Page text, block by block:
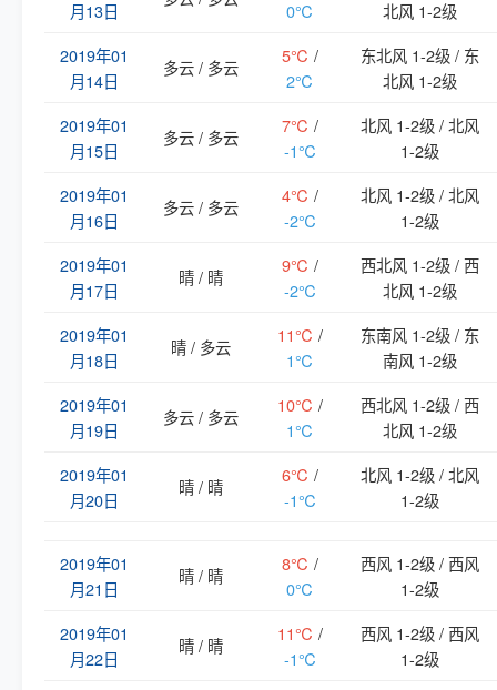
月13日
0℃
北风 1-2级
2019年01
月14日
多云 / 多云
5℃ /
2℃
东北风 1-2级 / 东
北风 1-2级
2019年01
月15日
多云 / 多云
7℃ /
-1℃
北风 1-2级 / 北风
1-2级
2019年01
月16日
多云 / 多云
4℃ /
-2℃
北风 1-2级 / 北风
1-2级
2019年01
月17日
晴 / 晴
9℃ /
-2℃
西北风 1-2级 / 西
北风 1-2级
2019年01
月18日
晴 / 多云
11℃ /
1℃
东南风 1-2级 / 东
南风 1-2级
2019年01
月19日
多云 / 多云
10℃ /
1℃
西北风 1-2级 / 西
北风 1-2级
2019年01
月20日
晴 / 晴
6℃ /
-1℃
北风 1-2级 / 北风
1-2级
2019年01
月21日
晴 / 晴
8℃ /
0℃
西风 1-2级 / 西风
1-2级
2019年01
月22日
晴 / 晴
11℃ /
-1℃
西风 1-2级 / 西风
1-2级